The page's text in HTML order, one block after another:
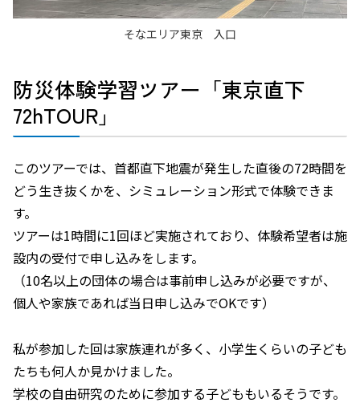
そなエリア東京 入口
防災体験学習ツアー「東京直下
72hTOUR」
このツアーでは、首都直下地震が発生した直後の72時間を
どう生き抜くかを、シミュレーション形式で体験できま
す。
ツアーは1時間に1回ほど実施されており、体験希望者は施
設内の受付で申し込みをします。
（10名以上の団体の場合は事前申し込みが必要ですが、
個人や家族であれば当日申し込みでOKです）
私が参加した回は家族連れが多く、小学生くらいの子ども
たちも何人か見かけました。
学校の自由研究のために参加する子どももいるそうです。